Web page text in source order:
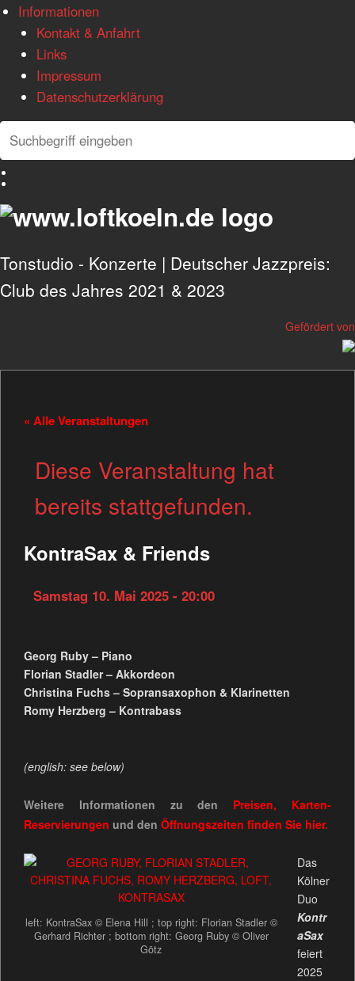
Informationen
Kontakt & Anfahrt
Links
Impressum
Datenschutzerklärung
Search
Search
Tonstudio - Konzerte | Deutscher Jazzpreis:
Club des Jahres 2021 & 2023
Gefördert von
« Alle Veranstaltungen
Diese Veranstaltung hat
bereits stattgefunden.
KontraSax & Friends
Samstag 10. Mai 2025 - 20:00
Georg Ruby – Piano
Florian Stadler – Akkordeon
Christina Fuchs – Sopransaxophon & Klarinetten
Romy Herzberg – Kontrabass
(english: see below)
Weitere Informationen zu den Preisen, Karten-
Reservierungen und den Öffnungszeiten finden Sie hier.
left: KontraSax © Elena Hill ; top right: Florian Stadler ©
Gerhard Richter ; bottom right: Georg Ruby © Oliver
Götz
Das
Kölner
Duo
Kontr
aSax
feiert
2025